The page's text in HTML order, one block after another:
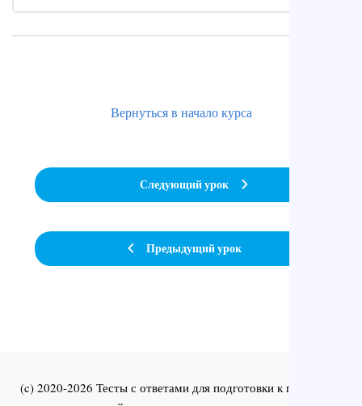
Предыдущий урок
Вернуться в начало курса
Следующий урок
(c) 2020-2026 Тесты с ответами для подготовки к первичной